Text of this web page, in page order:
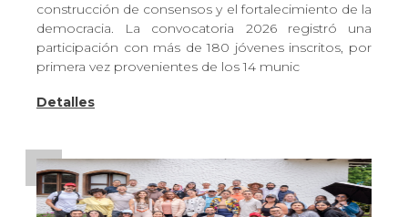
construcción de consensos y el fortalecimiento de la
democracia. La convocatoria 2026 registró una
participación con más de 180 jóvenes inscritos, por
primera vez provenientes de los 14 munic
Detalles